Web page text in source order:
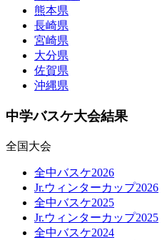
熊本県
長崎県
宮崎県
大分県
佐賀県
沖縄県
中学バスケ大会結果
全国大会
全中バスケ2026
Jr.ウィンターカップ2026
全中バスケ2025
Jr.ウィンターカップ2025
全中バスケ2024